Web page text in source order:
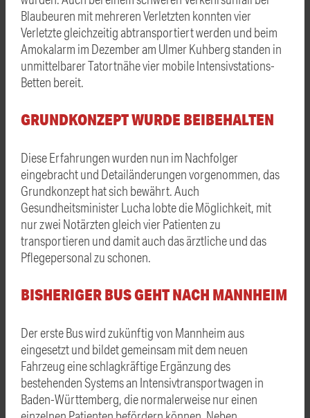
Blaubeuren mit mehreren Verletzten konnten vier
Verletzte gleichzeitig abtransportiert werden und beim
Amokalarm im Dezember am Ulmer Kuhberg standen in
unmittelbarer Tatortnähe vier mobile Intensivstations-
Betten bereit.
GRUNDKONZEPT WURDE BEIBEHALTEN
Diese Erfahrungen wurden nun im Nachfolger
eingebracht und Detailänderungen vorgenommen, das
Grundkonzept hat sich bewährt. Auch
Gesundheitsminister Lucha lobte die Möglichkeit, mit
nur zwei Notärzten gleich vier Patienten zu
transportieren und damit auch das ärztliche und das
Pflegepersonal zu schonen.
BISHERIGER BUS GEHT NACH MANNHEIM
Der erste Bus wird zukünftig von Mannheim aus
eingesetzt und bildet gemeinsam mit dem neuen
Fahrzeug eine schlagkräftige Ergänzung des
bestehenden Systems an Intensivtransportwagen in
Baden-Württemberg, die normalerweise nur einen